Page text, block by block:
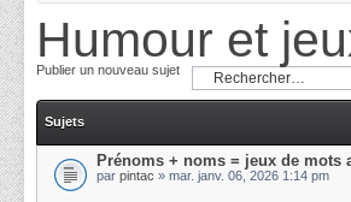
Humour et
Publier un nouveau sujet
Sujets
Prénoms + noms = jeux de mots
par pintac » mar. janv. 06, 2026 1:14 pm